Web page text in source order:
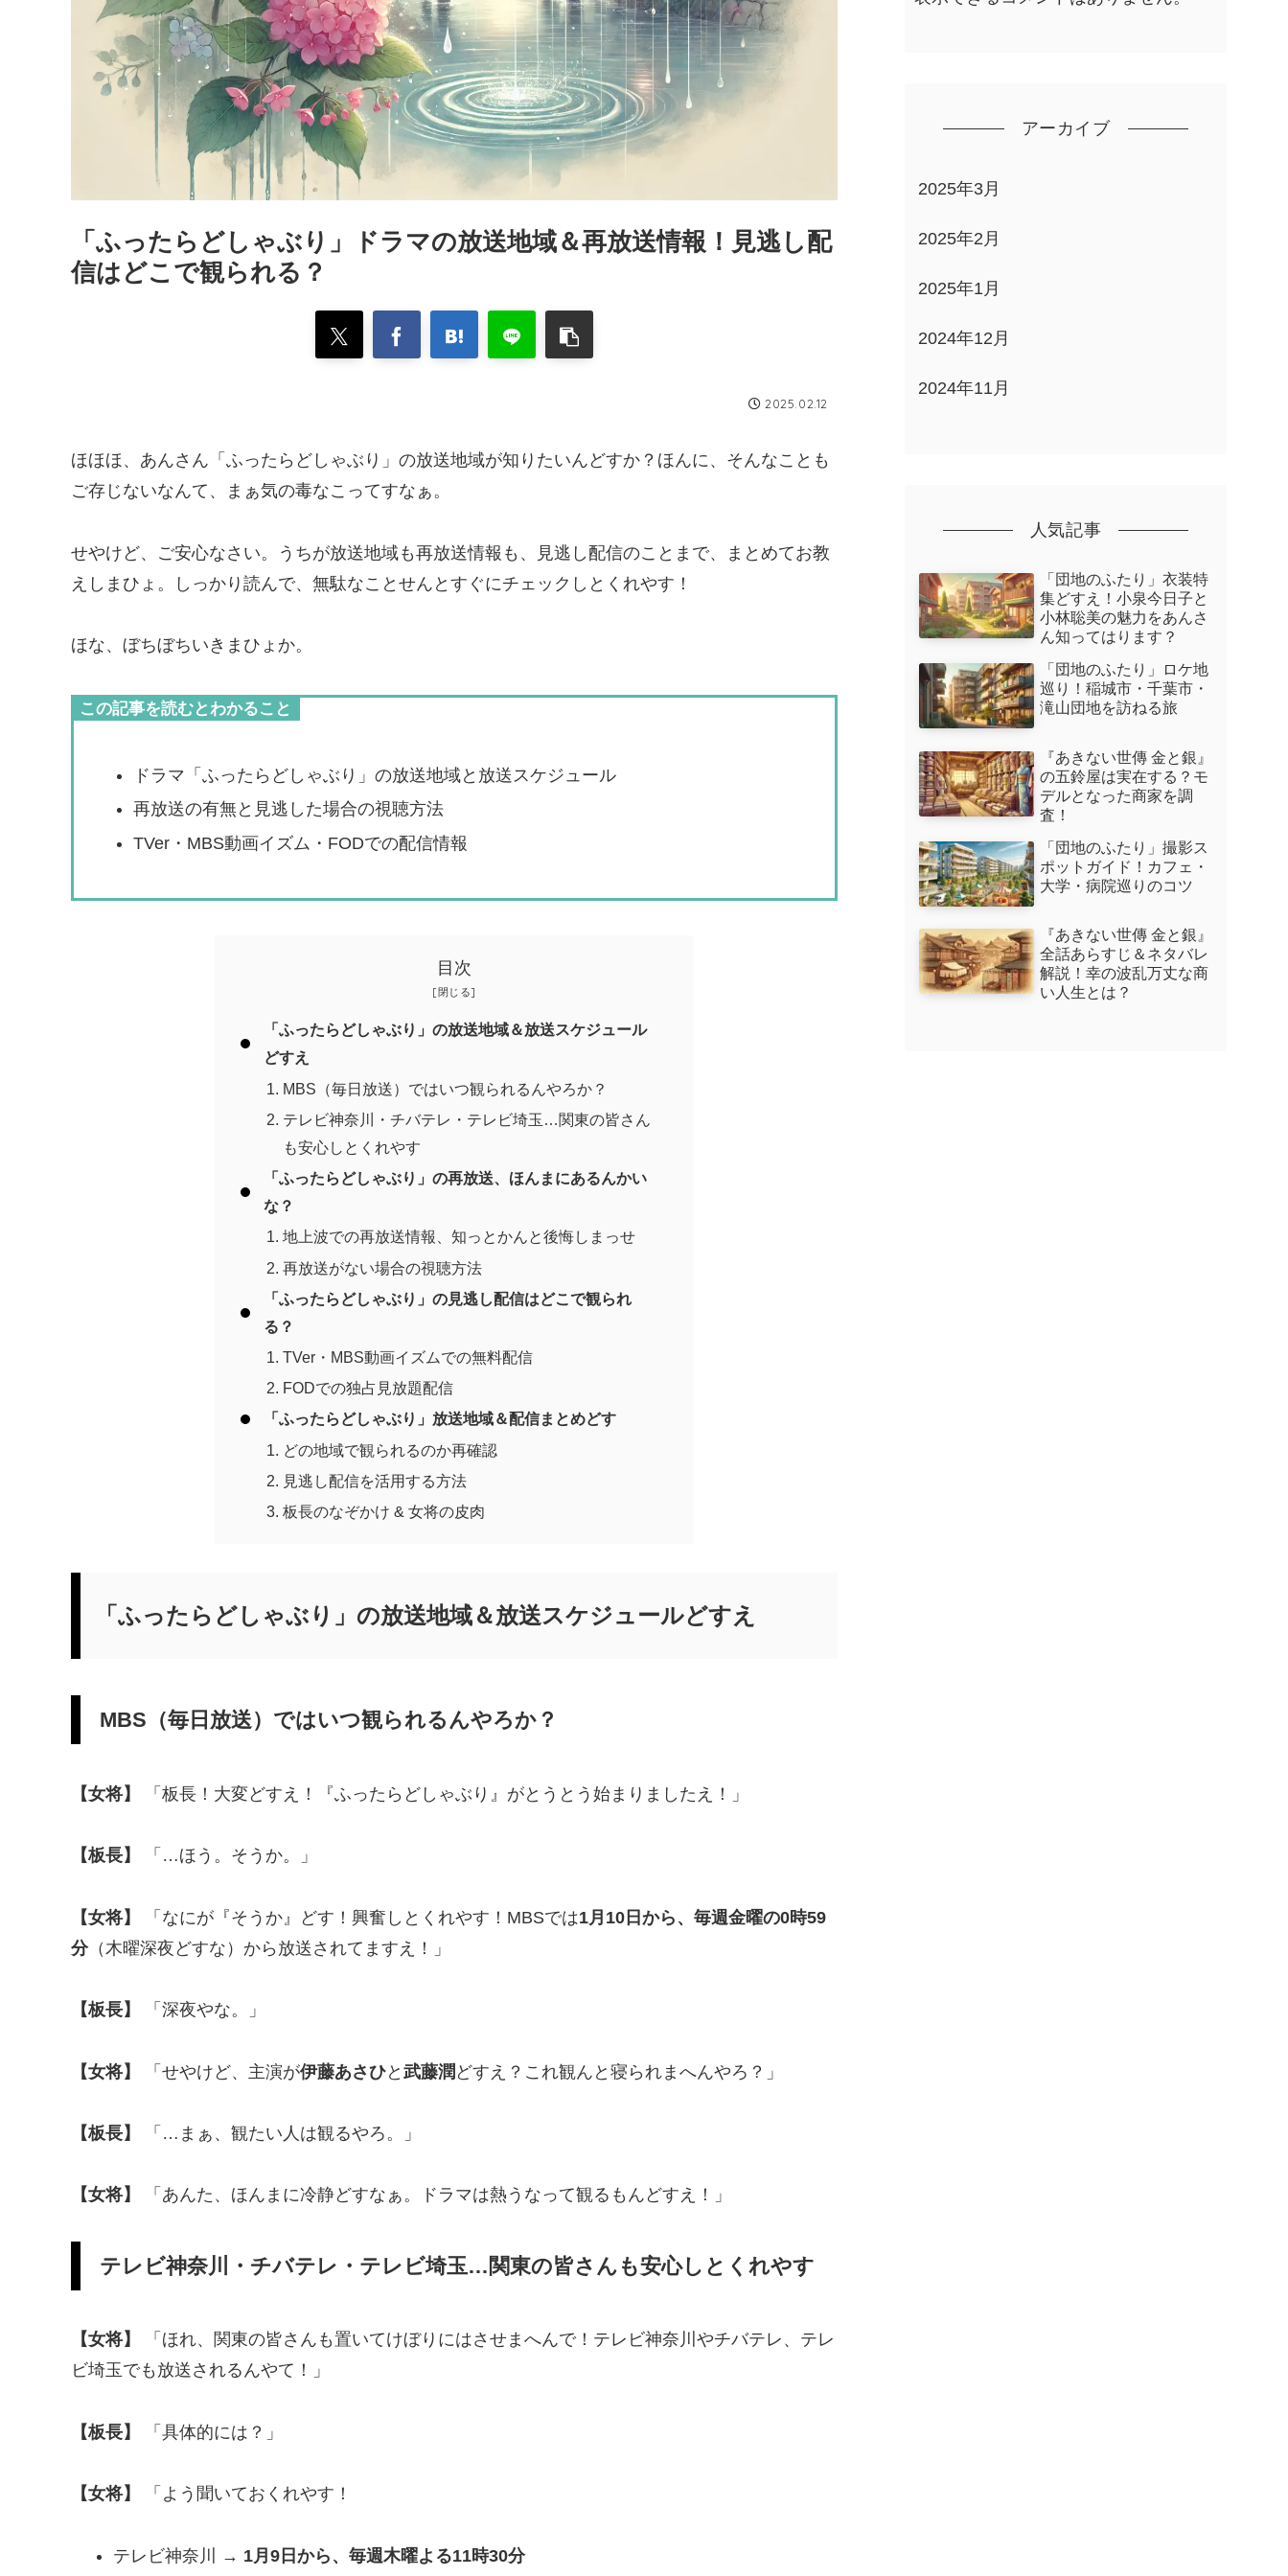
「ふったらどしゃぶり」ドラマの放送地域＆再放送情報！見逃し配
信はどこで観られる？
2025.02.12
ほほほ、あんさん「ふったらどしゃぶり」の放送地域が知りたいんどすか？ほんに、そんなことも
ご存じないなんて、まぁ気の毒なこってすなぁ。
せやけど、ご安心なさい。うちが放送地域も再放送情報も、見逃し配信のことまで、まとめてお教
えしまひょ。しっかり読んで、無駄なことせんとすぐにチェックしとくれやす！
ほな、ぼちぼちいきまひょか。
この記事を読むとわかること
ドラマ「ふったらどしゃぶり」の放送地域と放送スケジュール
再放送の有無と見逃した場合の視聴方法
TVer・MBS動画イズム・FODでの配信情報
目次
「ふったらどしゃぶり」の放送地域＆放送スケジュール
どすえ
MBS（毎日放送）ではいつ観られるんやろか？
テレビ神奈川・チバテレ・テレビ埼玉…関東の皆さん
も安心しとくれやす
「ふったらどしゃぶり」の再放送、ほんまにあるんかい
な？
地上波での再放送情報、知っとかんと後悔しまっせ
再放送がない場合の視聴方法
「ふったらどしゃぶり」の見逃し配信はどこで観られ
る？
TVer・MBS動画イズムでの無料配信
FODでの独占見放題配信
「ふったらどしゃぶり」放送地域＆配信まとめどす
どの地域で観られるのか再確認
見逃し配信を活用する方法
板長のなぞかけ & 女将の皮肉
「ふったらどしゃぶり」の放送地域＆放送スケジュールどすえ
MBS（毎日放送）ではいつ観られるんやろか？
【女将】 「板長！大変どすえ！『ふったらどしゃぶり』がとうとう始まりましたえ！」
【板長】 「…ほう。そうか。」
【女将】 「なにが『そうか』どす！興奮しとくれやす！MBSでは1月10日から、毎週金曜の0時59
分（木曜深夜どすな）から放送されてますえ！」
【板長】 「深夜やな。」
【女将】 「せやけど、主演が伊藤あさひと 武藤潤 どすえ？これ観んと寝られまへんやろ？」
【板長】 「…まぁ、観たい人は観るやろ。」
【女将】 「あんた、ほんまに冷静どすなぁ。ドラマは熱うなって観るもんどすえ！」
テレビ神奈川・チバテレ・テレビ埼玉…関東の皆さんも安心しとくれやす
【女将】
「ほれ、関東の皆さんも置いてけぼりにはさせまへんで！テレビ神奈川やチバテレ、テレ
ビ埼玉でも放送されるんやて！」
【板長】 「具体的には？」
【女将】 「よう聞いておくれやす！
テレビ神奈川 → 1月9日から、毎週木曜よる11時30分
アーカイブ
2025年3月
2025年2月
2025年1月
2024年12月
2024年11月
人気記事
「団地のふたり」衣装特
集どすえ！小泉今日子と
小林聡美の魅力をあんさ
ん知ってはります？
「団地のふたり」ロケ地
巡り！稲城市・千葉市・
滝山団地を訪ねる旅
『あきない世傳 金と銀』
の五鈴屋は実在する？モ
デルとなった商家を調
査！
「団地のふたり」撮影ス
ポットガイド！カフェ・
大学・病院巡りのコツ
『あきない世傳 金と銀』
全話あらすじ＆ネタバレ
解説！幸の波乱万丈な商
い人生とは？